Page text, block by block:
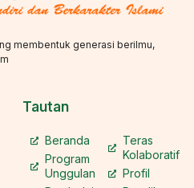
membentuk generasi berilmu,
Tautan
Beranda
Program
Unggulan
Teras
Kolaboratif
Profil